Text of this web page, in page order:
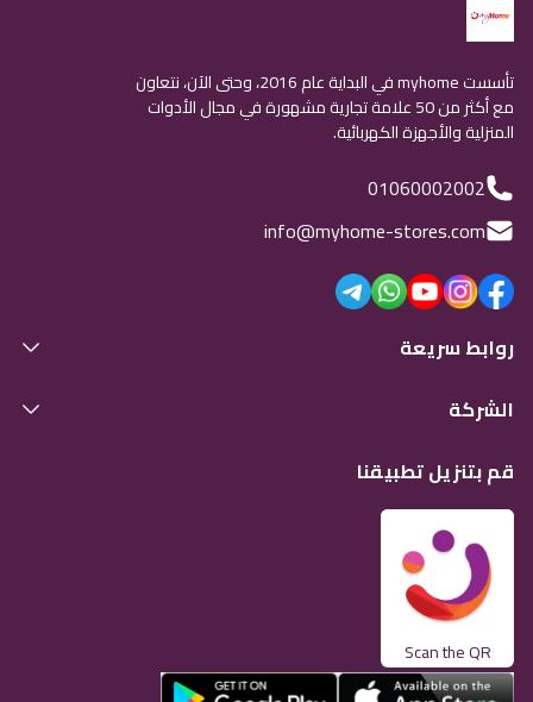
تأسست myhome في البداية عام 2016، وحتى الآن، نتعاون
مع أكثر من 50 علامة تجارية مشهورة في مجال الأدوات
المنزلية والأجهزة الكهربائية.
01060002002
info@myhome-stores.com
روابط سريعة
الشركة
قم بتنزيل تطبيقنا
Scan the QR